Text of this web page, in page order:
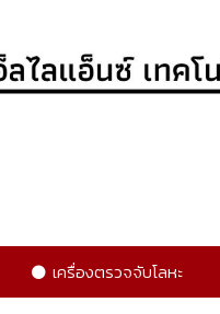
เครื่องตรวจจับโลหะ